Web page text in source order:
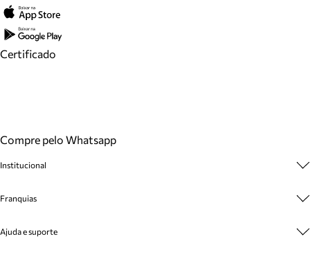
Certificado
Compre pelo Whatsapp
Institucional
Cashback
Venda Corporativa
Franquias
Plano de Negócio
Ajuda e suporte